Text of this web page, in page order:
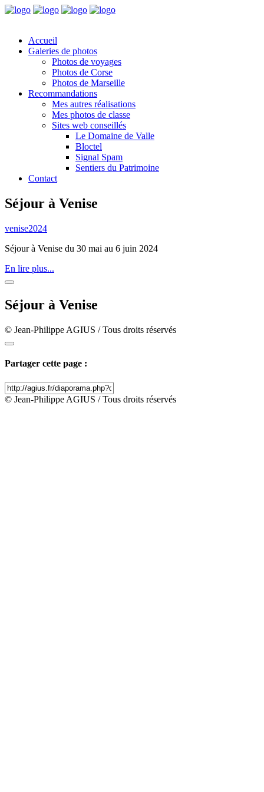
Accueil
Galeries de photos
Photos de voyages
Photos de Corse
Photos de Marseille
Recommandations
Mes autres réalisations
Mes photos de classe
Sites web conseillés
Le Domaine de Valle
Bloctel
Signal Spam
Sentiers du Patrimoine
Contact
Séjour à Venise
venise2024
Séjour à Venise du 30 mai au 6 juin 2024
En lire plus...
Séjour à Venise
© Jean-Philippe AGIUS / Tous droits réservés
Partager cette page :
© Jean-Philippe AGIUS / Tous droits réservés